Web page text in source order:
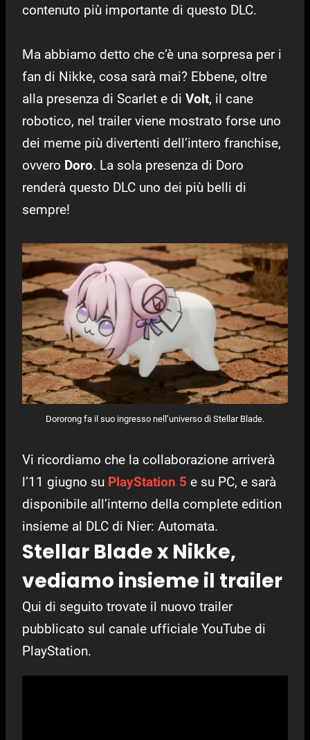
contenuto più importante di questo DLC.
Ma abbiamo detto che c’è una sorpresa per i
fan di Nikke, cosa sarà mai? Ebbene, oltre
alla presenza di Scarlet e di Volt, il cane
robotico, nel trailer viene mostrato forse uno
dei meme più divertenti dell’intero franchise,
ovvero Doro. La sola presenza di Doro
renderà questo DLC uno dei più belli di
sempre!
Dororong fa il suo ingresso nell’universo di Stellar Blade.
Vi ricordiamo che la collaborazione arriverà
l’11 giugno su PlayStation 5 e su PC, e sarà
disponibile all’interno della complete edition
insieme al DLC di Nier: Automata.
Stellar Blade x Nikke,
vediamo insieme il trailer
Qui di seguito trovate il nuovo trailer
pubblicato sul canale ufficiale YouTube di
PlayStation.